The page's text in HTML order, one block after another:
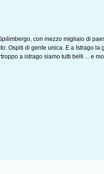
con mezzo migliaio di
Ospiti di gente unica. E a Istrago
a istrago siamo tutti belli ... e